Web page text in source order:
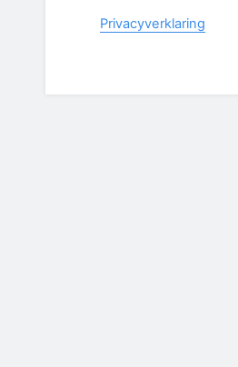
Privacyverklaring